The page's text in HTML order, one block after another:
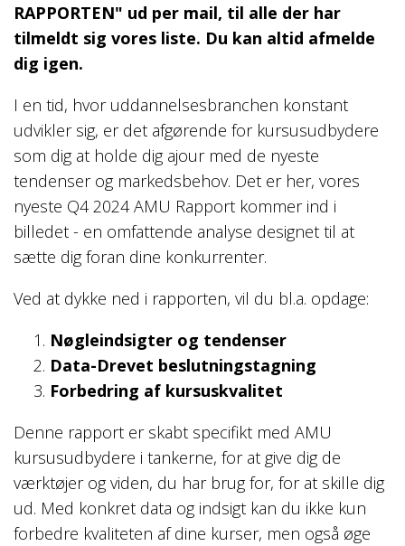
RAPPORTEN" ud per mail, til alle der har
tilmeldt sig vores liste. Du kan altid afmelde
dig igen.
I en tid, hvor uddannelsesbranchen konstant
udvikler sig, er det afgørende for kursusudbydere
som dig at holde dig ajour med de nyeste
tendenser og markedsbehov. Det er her, vores
nyeste Q4 2024 AMU Rapport kommer ind i
billedet - en omfattende analyse designet til at
sætte dig foran dine konkurrenter.
Ved at dykke ned i rapporten, vil du bl.a. opdage:
Nøgleindsigter og tendenser
Data-Drevet beslutningstagning
Forbedring af kursuskvalitet
Denne rapport er skabt specifikt med AMU
kursusudbydere i tankerne, for at give dig de
værktøjer og viden, du har brug for, for at skille dig
ud. Med konkret data og indsigt kan du ikke kun
forbedre kvaliteten af dine kurser, men også øge